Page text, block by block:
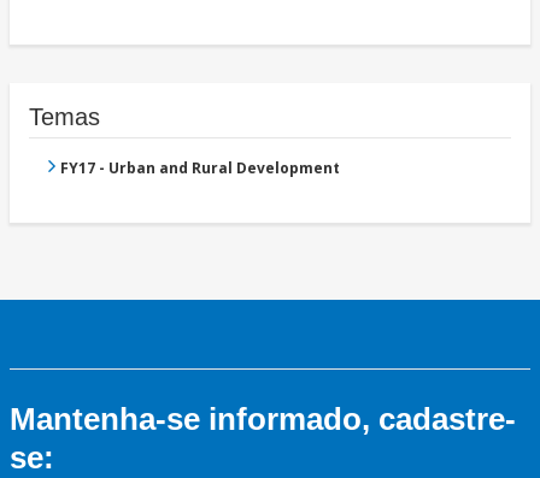
Temas
FY17 - Urban and Rural Development
Mantenha-se informado, cadastre-
se: